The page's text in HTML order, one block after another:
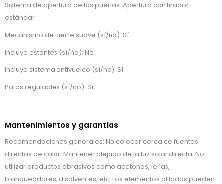
Sistema de apertura de las puertas: Apertura con tirador
estándar
Mecanismo de cierre suave (sí/no): Sí
Incluye estantes (sí/no): No
Incluye sistema antivuelco (sí/no): Sí
Patas regulables (sí/no): Sí
Mantenimientos y garantías
Recomendaciones generales: No colocar cerca de fuentes
directas de calor. Mantener alejado de la luz solar directa. No
utilizar productos abrasivos como acetonas, lejías,
blanqueadores, disolventes, etc. Los elementos afilados pueden